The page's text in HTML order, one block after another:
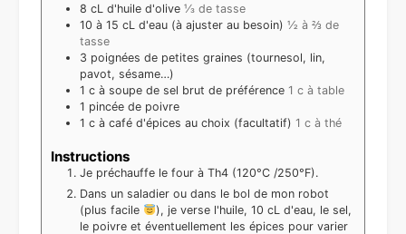
8 cL d'huile d'olive ⅓ de tasse
10 à 15 cL d'eau (à ajuster au besoin) ½ à ⅔ de
tasse
3 poignées de petites graines (tournesol, lin,
pavot, sésame…)
1 c à soupe de sel brut de préférence 1 c à table
1 pincée de poivre
1 c à café d'épices au choix (facultatif) 1 c à thé
Instructions
Je préchauffe le four à Th4 (120°C /250°F).
Dans un saladier ou dans le bol de mon robot
(plus facile
), je verse l'huile, 10 cL d'eau, le sel,
le poivre et éventuellement les épices pour varier